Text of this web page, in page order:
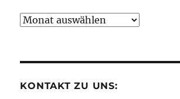
Neuigkeiten
KONTAKT ZU UNS: